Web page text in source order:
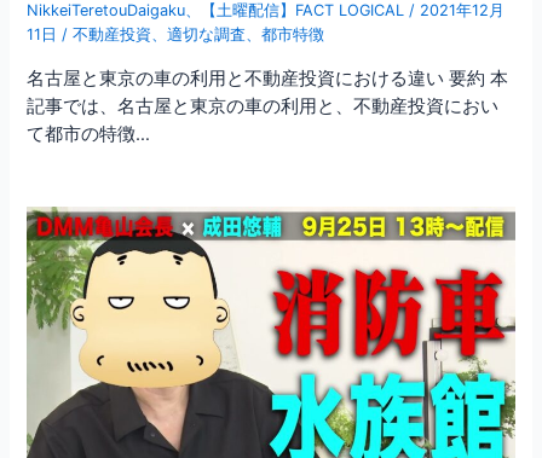
NikkeiTeretouDaigaku、 【土曜配信】FACT LOGICAL / 2021年12月
11日 /不動産投資、適切な調査、都市特徴
名古屋と東京の車の利用と不動産投資における違い 要約 本
記事では、名古屋と東京の車の利用と、不動産投資におい
て都市の特徴…